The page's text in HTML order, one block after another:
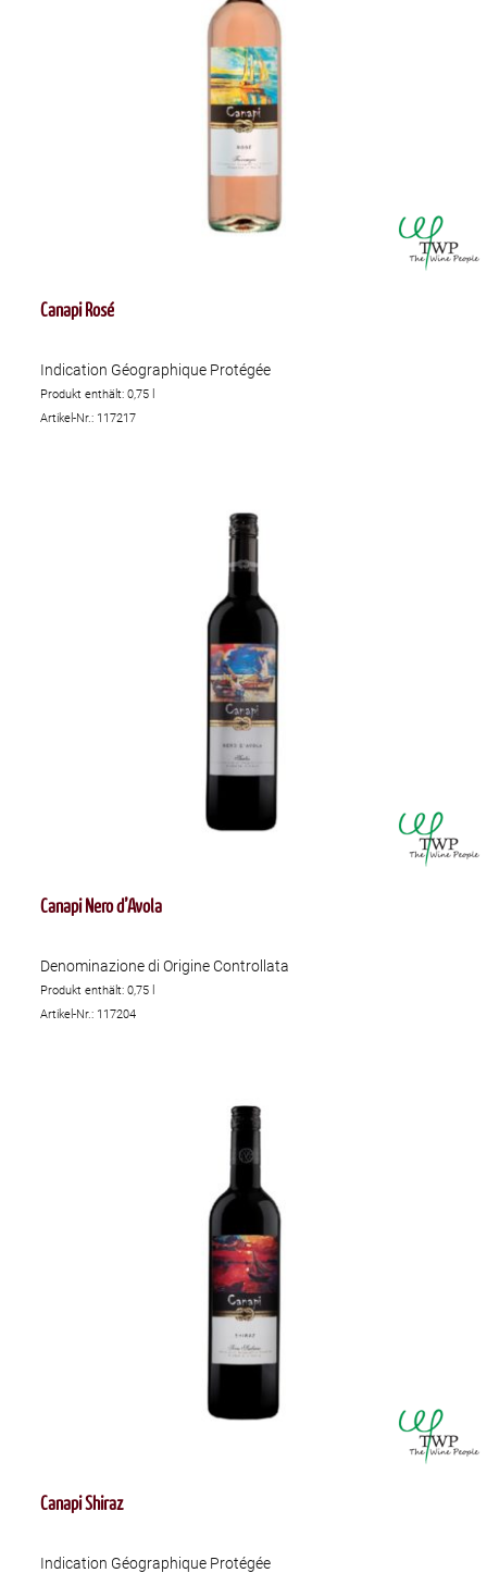
Canapi Rosé
Indication Géographique Protégée
Produkt enthält: 0,75
Artikel-Nr.: 117217
Canapi Nero d’Avola
Denominazione di Origine Controllata
Produkt enthält: 0,75
Artikel-Nr.: 117204
Canapi Shiraz
Indication Géographique Protégée